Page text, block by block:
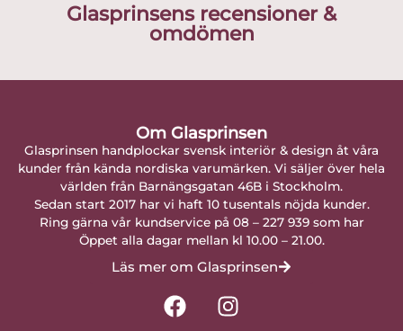
Glasprinsens recensioner &
omdömen
Om Glasprinsen
Glasprinsen handplockar svensk interiör & design åt våra
kunder från kända nordiska varumärken. Vi säljer över hela
världen från Barnängsgatan 46B i Stockholm.
Sedan start 2017 har vi haft 10 tusentals nöjda kunder.
Ring gärna vår kundservice på 08 – 227 939 som har
Öppet alla dagar mellan kl 10.00 – 21.00.
Läs mer om Glasprinsen
F
a
I
n